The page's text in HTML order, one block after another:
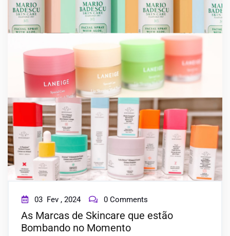
BLOG
CONTACT
03 Fev , 2024 0 Comments
As Marcas de Skincare que estão
Bombando no Momento